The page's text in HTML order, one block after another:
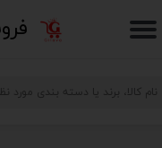
حساب کاربری من